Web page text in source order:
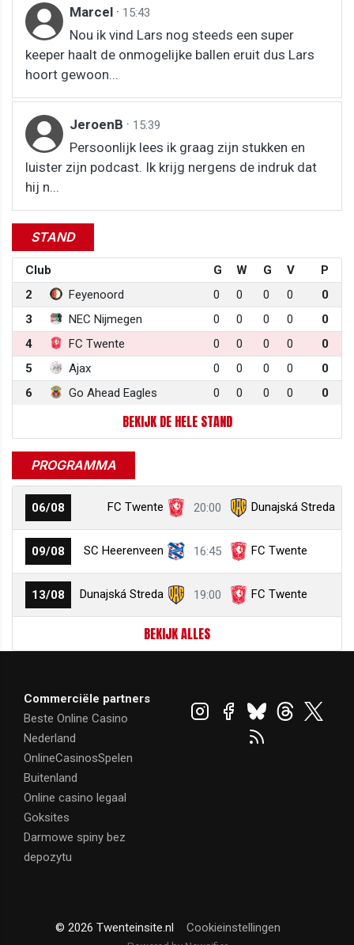
Marcel · 15:43
Nou ik vind Lars nog steeds een super
keeper haalt de onmogelijke ballen eruit dus Lars
hoort gewoon...
JeroenB · 15:39
Persoonlijk lees ik graag zijn stukken en
luister zijn podcast. Ik krijg nergens de indruk dat
hij n...
STAND
Club G W G V
P
2
Feyenoord 0 0 0 0
0
3
NEC Nijmegen 0 0 0 0
0
4
FC Twente 0 0 0 0
0
5
Ajax 0 0 0 0
0
6
Go Ahead Eagles 0 0 0 0 0
BEKIJK DE HELE STAND
PROGRAMMA
06/08 FC Twente 20:00 Dunajská Streda
09/08 SC Heerenveen 16:45 FC Twente
13/08 Dunajská Streda 19:00 FC Twente
BEKIJK ALLES
Commerciële partners
Beste Online Casino
Nederland
OnlineCasinosSpelen
Buitenland
Online casino legaal
Goksites
Darmowe spiny bez
depozytu
© 2026 Twenteinsite.nl Cookieinstellingen